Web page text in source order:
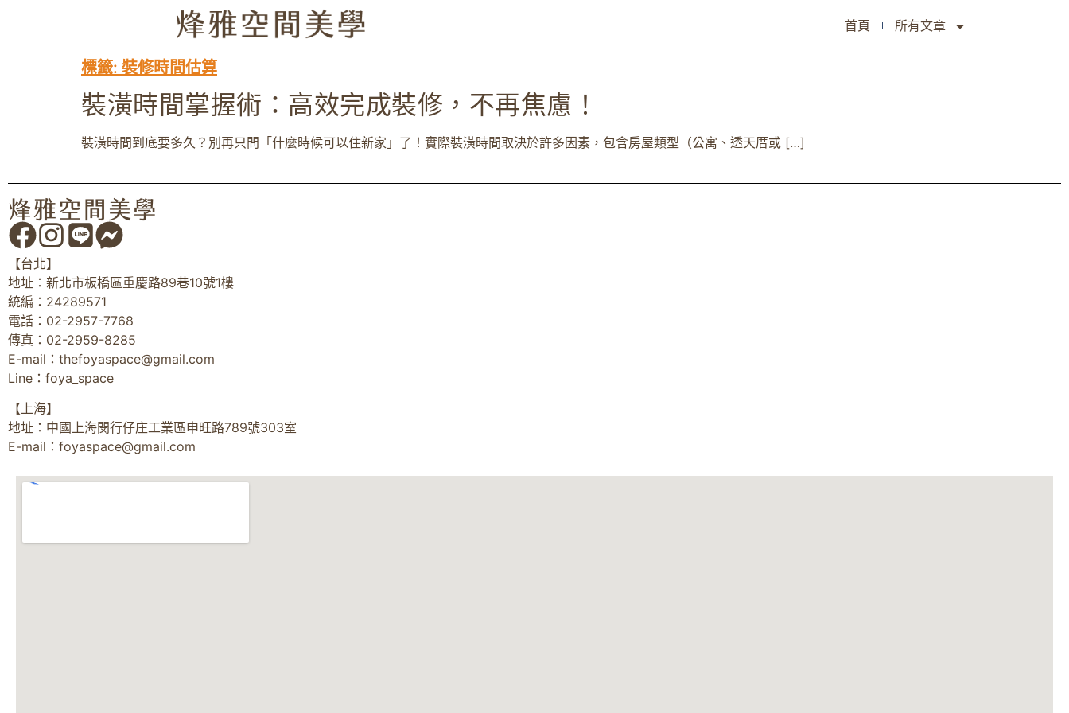
首頁 所有文章
標籤: 裝修時間估算
裝潢時間掌握術：高效完成裝修，不再焦慮！
裝潢時間到底要多久？別再只問「什麼時候可以住新家」了！實際裝潢時間取決於許多因素，包含房屋類型（公寓、透天厝或 […]
【台北】
地址：新北市板橋區重慶路89巷10號1樓
統編：24289571
電話：02-2957-7768
傳真：02-2959-8285
E-mail： thefoyaspace@gmail.com
Line：foya_space
【上海】
地址：中國上海閔行仔庄工業區申旺路789號303室
E-mail： foyaspace@gmail.com